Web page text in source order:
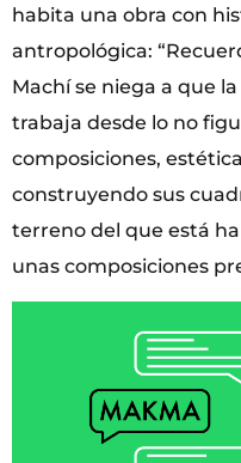
habita una obra con
antropológica:
Machí se niega a que
trabaja desde lo no
composiciones,
construyendo sus
terreno del que está
unas composiciones